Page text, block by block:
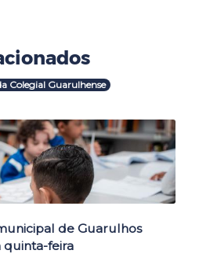
Colegial Guarulhense
de Guarulhos
quinta-feira